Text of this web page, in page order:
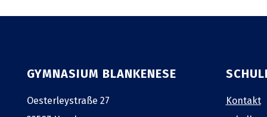
GYMNASIUM BLANKENESE
Oesterleystraße 27
Kontakt